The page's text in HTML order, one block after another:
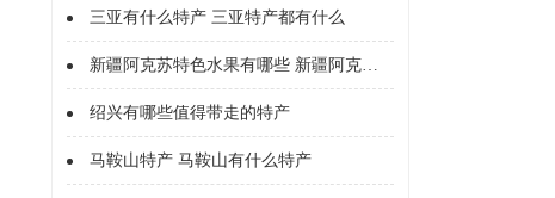
三亚有什么特产 三亚特产都有什么
新疆阿克苏特色水果有哪些 新疆阿克苏的特色水果有什么
绍兴有哪些值得带走的特产
马鞍山特产 马鞍山有什么特产